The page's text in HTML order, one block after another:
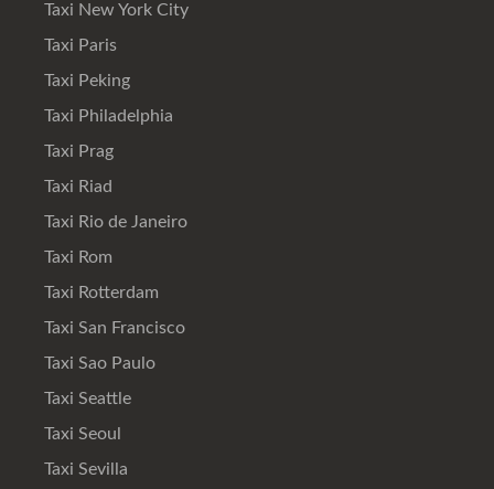
Taxi New York City
Taxi Paris
Taxi Peking
Taxi Philadelphia
Taxi Prag
Taxi Riad
Taxi Rio de Janeiro
Taxi Rom
Taxi Rotterdam
Taxi San Francisco
Taxi Sao Paulo
Taxi Seattle
Taxi Seoul
Taxi Sevilla